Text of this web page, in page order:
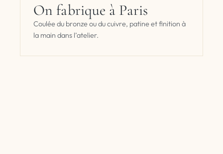
On fabrique à Paris
Coulée du bronze ou du cuivre, patine et finition à
la main dans l’atelier.